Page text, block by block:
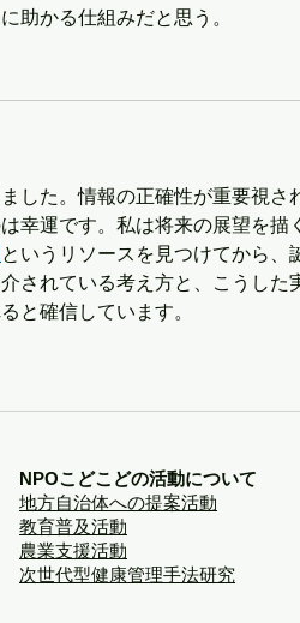
助かる仕組みだと思う。
した。情報の正確性が重要視さ
幸運です。私は将来の展望を描く
というリソースを見つけてから、
されている考え方と、こうした
と確信しています。
NPOこどこどの活動について
地方自治体への提案活動
教育普及活動
農業支援活動
次世代型健康管理手法研究